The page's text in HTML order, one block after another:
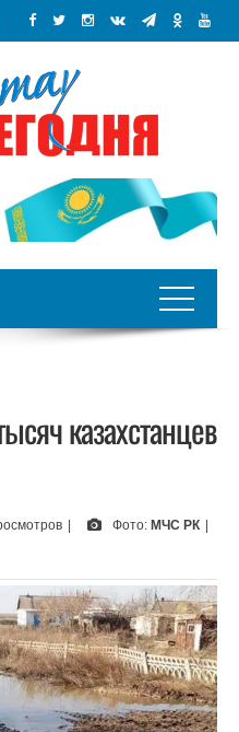
казахстанцев
Фото: МЧС РК